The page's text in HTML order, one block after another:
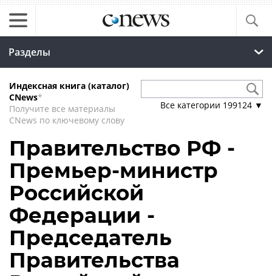
Разделы
Индексная книга (каталог)
CNews*
Получите все материалы
CNews по ключевому слову
Все категории 199124 ▼
Правительство РФ -
Премьер-министр
Российской
Федерации -
Председатель
Правительства